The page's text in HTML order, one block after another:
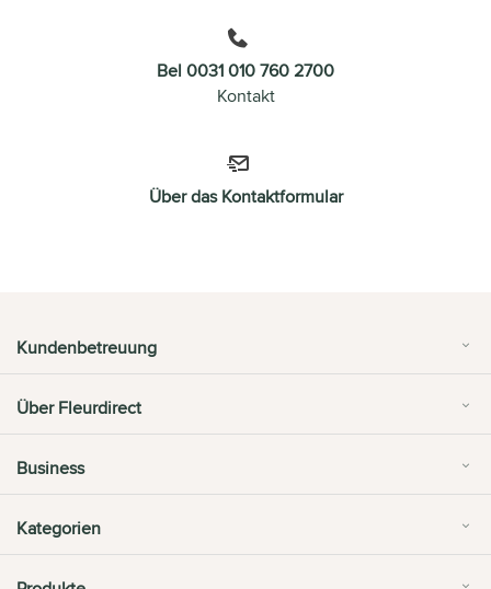
Bel 0031 010 760 2700
Kontakt
Über das Kontaktformular
Kundenbetreuung
Über Fleurdirect
Business
Kategorien